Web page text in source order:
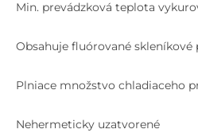
Min. prevádzková teplota
Obsahuje fluórované skleníkové
Plniace množstvo chladiaceho
Nehermeticky uzatvorené